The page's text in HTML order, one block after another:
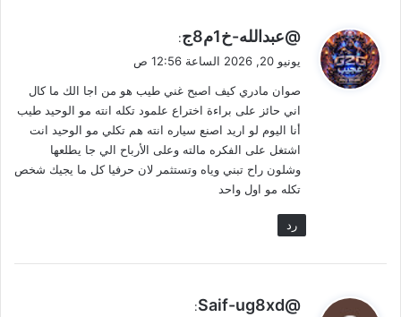
ي
ل
@عبدالله-خ1م8ج
:
يونيو 20, 2026 الساعة 12:56 ص
صوان مادري كيف اصبح غني طيب هو من اجا الك ما كال
اني حائز على براءة اختراع علمود تكله انته مو الوحيد طيب
أنا اليوم لو اريد اصنع سياره انته هم تكلي مو الوحيد انت
اشتغل على الفكره مالته وعلى الأرباح الي جا يطلعها
وشلون راح تبني وياه وتستثمر لان حرفيا كل ما يجيك شخص
تكله مو اول واحد
رد
ي
@Saif-ug8xd
: